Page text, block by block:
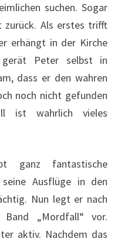
suchen. Sogar
zurück. Als erstes trifft
erhängt in der Kirche
gerät Peter selbst in
dass er den wahren
noch nicht gefunden
ist wahrlich vieles
ganz fantastische
Ausflüge in den
Nun legt er nach
Band „Mordfall“ vor.
aktiv. Nachdem das